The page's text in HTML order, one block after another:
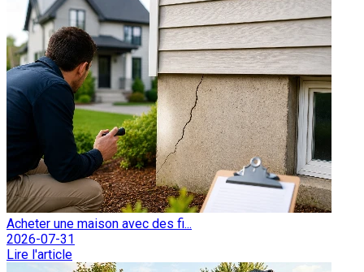
Acheter une maison avec des fi...
2026-07-31
Lire l'article